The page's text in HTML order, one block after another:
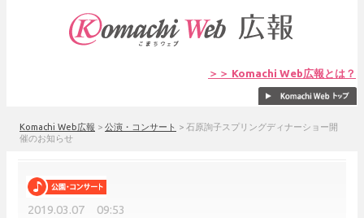
＞＞ Komachi Web広報とは？
Komachi Web広報 > 公演・コンサート > 石原詢子スプリングディナーショー開
催のお知らせ
2019.03.07 09:53